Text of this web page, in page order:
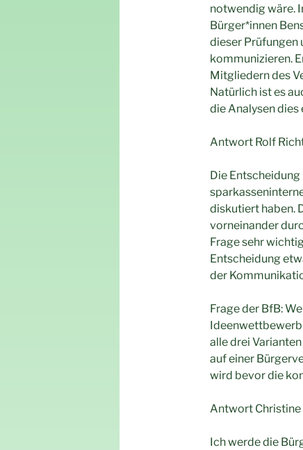
notwendig wäre.
Bürger*innen
dieser
kommunizieren.
Mitgliedern des
Natürlich ist es
die Analysen dies
Antwort Rolf
Die
diskutiert haben.
vorneinander
Frage sehr
Entscheidung
der
Frage der BfB:
alle drei
auf einer
wird bevor die
Antwort Christine
Ich werde die